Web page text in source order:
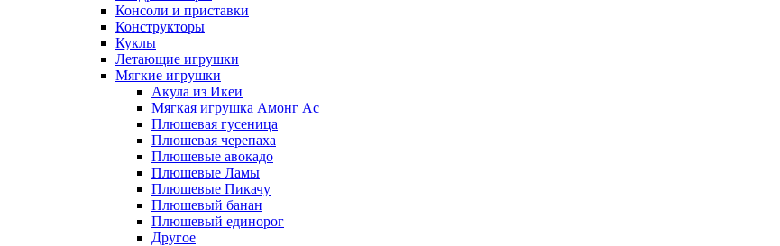
Консоли и приставки
Конструкторы
Куклы
Летающие игрушки
Мягкие игрушки
Акула из Икеи
Мягкая игрушка Амонг Ас
Плюшевая гусеница
Плюшевая черепаха
Плюшевые авокадо
Плюшевые Ламы
Плюшевые Пикачу
Плюшевый банан
Плюшевый единорог
Другое